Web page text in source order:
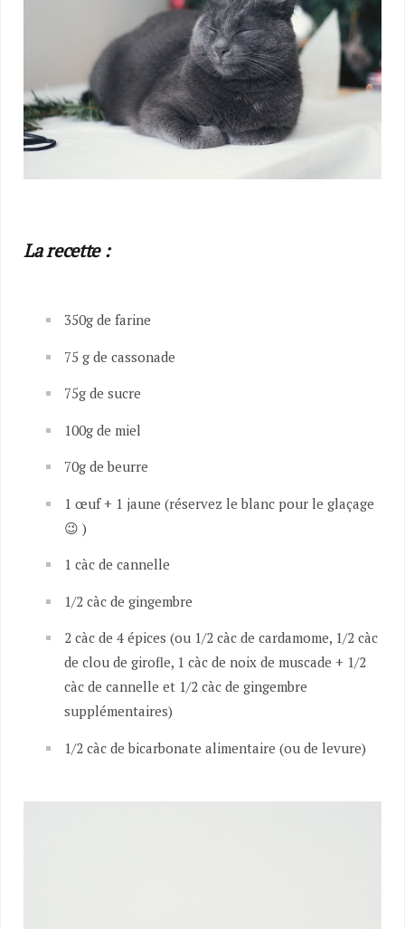
La recette :
350g de farine
75 g de cassonade
75g de sucre
100g de miel
70g de beurre
1 œuf + 1 jaune (réservez le blanc pour le glaçage
😉 )
1 càc de cannelle
1/2 càc de gingembre
2 càc de 4 épices (ou 1/2 càc de cardamome, 1/2 càc
de clou de girofle, 1 càc de noix de muscade + 1/2
càc de cannelle et 1/2 càc de gingembre
supplémentaires)
1/2 càc de bicarbonate alimentaire (ou de levure)